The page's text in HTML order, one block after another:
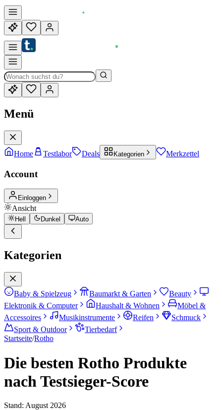
Menü
Home Testlabor Deals Kategorien Merkzettel
Account
Einloggen
Ansicht
Hell Dunkel Auto
Kategorien
Baby & Spielzeug Baumarkt & Garten
Beauty
Elektronik & Computer
Haushalt & Wohnen
Möbel &
Accessoires
Musikinstrumente Reifen
Schmuck
Sport & Outdoor
Tierbedarf
Startseite/Rotho
Die besten Rotho Produkte
nach Testsieger-Score
Stand: August 2026